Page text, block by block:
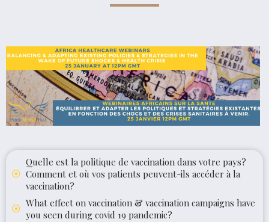
Quelle est la politique de vaccination dans votre pays?
Comment et où vos patients peuvent-ils accéder à la
vaccination?
What effect on vaccination & vaccination campaigns have
you seen during covid 19 pandemic?